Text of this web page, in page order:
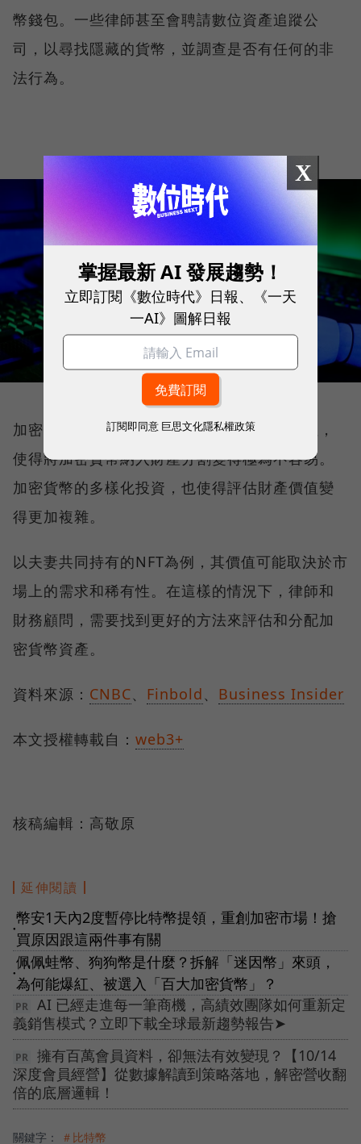
幣錢包。一些律師甚至會聘請數位資產追蹤公
司，以尋找隱藏的貨幣，並調查是否有任何的非
法行為。
加密貨幣的價值波動、追蹤隱藏資產的復雜性，
使得將加密貨幣納入財產分割變得極為不容易。
加密貨幣的多樣化投資，也使得評估財產價值變
得更加複雜。
以夫妻共同持有的NFT為例，其價值可能取決於市
場上的需求和稀有性。在這樣的情況下，律師和
財務顧問，需要找到更好的方法來評估和分配加
密貨幣資產。
資料來源： CNBC、 Finbold、 Business Insider
本文授權轉載自： web3+
核稿編輯：高敬原
延伸閱讀
●
幣安1天內2度暫停比特幣提領，重創加密市場！搶
買原因跟這兩件事有關
●
佩佩蛙幣、狗狗幣是什麼？拆解「迷因幣」來頭，
為何能爆紅、被選入「百大加密貨幣」？
AI 已經走進每一筆商機，高績效團隊如何重新定
義銷售模式？立即下載全球最新趨勢報告➤
擁有百萬會員資料，卻無法有效變現？【10/14
深度會員經營】從數據解讀到策略落地，解密營收翻
倍的底層邏輯！
關鍵字： ＃比特幣
X
掌握最新 AI 發展趨勢！
立即訂閱《數位時代》日報、《一天
一AI》圖解日報
訂閱即同意 巨思文化隱私權政策